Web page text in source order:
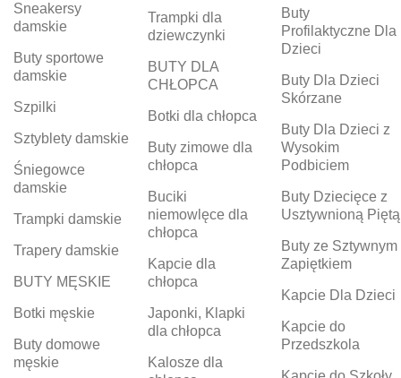
Sneakersy
damskie
Buty sportowe
damskie
Szpilki
Sztyblety damskie
Śniegowce
damskie
Trampki damskie
Trapery damskie
BUTY MĘSKIE
Botki męskie
Buty domowe
męskie
Trampki dla
dziewczynki
BUTY DLA
CHŁOPCA
Botki dla chłopca
Buty zimowe dla
chłopca
Buciki
niemowlęce dla
chłopca
Kapcie dla
chłopca
Japonki, Klapki
dla chłopca
Kalosze dla
Buty
Profilaktyczne Dla
Dzieci
Buty Dla Dzieci
Skórzane
Buty Dla Dzieci z
Wysokim
Podbiciem
Buty Dziecięce z
Usztywnioną Piętą
Buty ze Sztywnym
Zapiętkiem
Kapcie Dla Dzieci
Kapcie do
Przedszkola